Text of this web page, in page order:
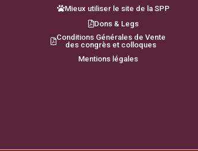
Mieux utiliser le site de la SPP
Dons & Legs
Conditions Générales de Vente
des congrès et colloques
Mentions légales